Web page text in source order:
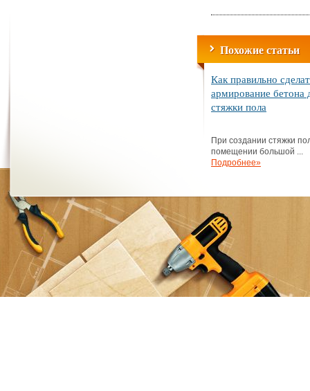
Похожие статьи
Как правильно
армирование бетона
стяжки пола
При создании стяжки
помещении большой ...
Подробнее»